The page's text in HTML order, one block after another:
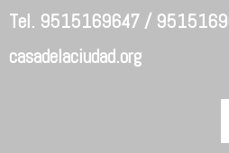
Tel. 9515169647 /
casadelaciudad.org